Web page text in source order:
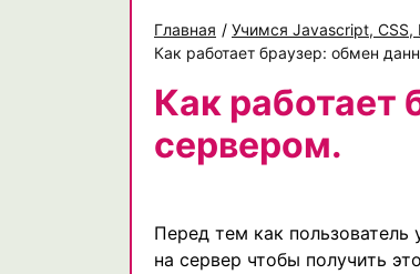
Главная / Учимся Javascript, CSS,
Как работает браузер: обмен
Как работает
сервером.
Перед тем как пользователь
на сервер чтобы получить